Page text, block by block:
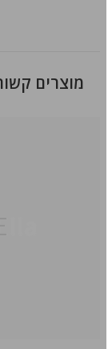
מוצרים